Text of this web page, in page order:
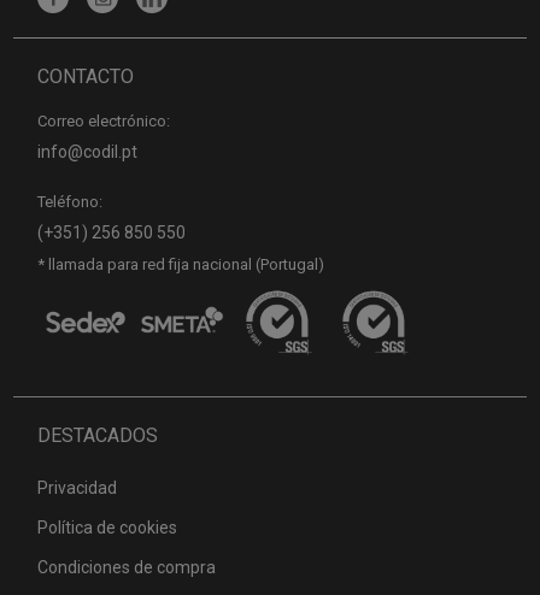
CONTACTO
Correo electrónico:
info@codil.pt
Teléfono:
(+351) 256 850 550
* llamada para red fija nacional (Portugal)
DESTACADOS
Privacidad
Política de cookies
Condiciones de compra